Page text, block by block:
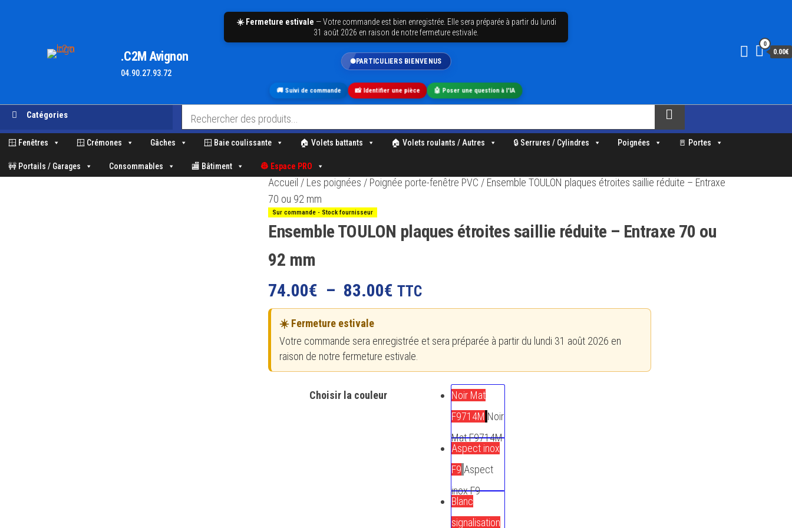
Aller
contenu
.C2M Avignon
04.90.27.93.72
0
0.00€
🚚 Suivi de commande 📸 Identifier une pièce 🤖 Poser une question à l'IA
☀️ Fermeture estivale —Votre commande est bien enregistrée. Elle sera préparée à partir du lundi
31 août 2026 en raison de notre fermeture estivale.
🪟 Fenêtres 🪟 Crémones Gâches 🪟 Baie coulissante 🏠 Volets battants 🏠 Volets roulants / Autres 🔒 Serrures / Cylindres Poignées 🚪 Portes
🚧 Portails / Garages Consommables 🏬 Bâtiment 👷 Espace PRO
Catégories
Accueil / Les poignées / Poignée porte-fenêtre PVC / Ensemble TOULON plaques étroites saillie réduite – Entraxe
70 ou 92 mm
Sur commande - Stock fournisseur
Ensemble TOULON plaques étroites saillie réduite – Entraxe 70 ou
92 mm
74.00€ – 83.00€ Plage
de
prix :
74.00€
à
83.00€
TTC
☀️ Fermeture estivale
Votre commande sera enregistrée et sera préparée à partir du lundi 31 août 2026 en
raison de notre fermeture estivale.
Choisir la couleur
Noir Mat
F9714M Noir
Mat F9714M
Aspect inox
F9 Aspect
inox F9
Blanc
signalisation
PARTICULIERS BIENVENUS